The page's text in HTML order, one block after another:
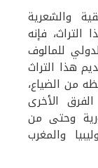
والشعرية
التراث، فإنه
للمالوف
هذا التراث
من الضياع،
الأخرى
وحتى من
والمغرب